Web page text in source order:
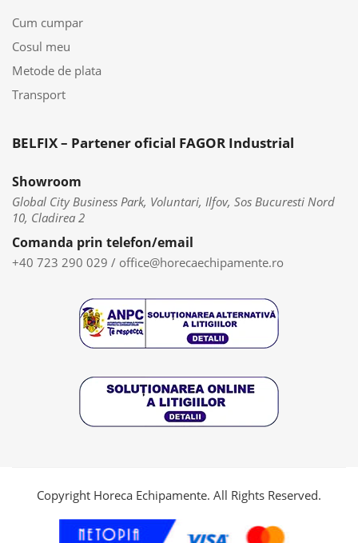
Cum cumpar
Cosul meu
Metode de plata
Transport
BELFIX – Partener oficial FAGOR Industrial
Showroom
Global City Business Park, Voluntari, Ilfov, Sos Bucuresti Nord
10, Cladirea 2
Comanda prin telefon/email
+40 723 290 029 / office@horecaechipamente.ro
Copyright Horeca Echipamente. All Rights Reserved.